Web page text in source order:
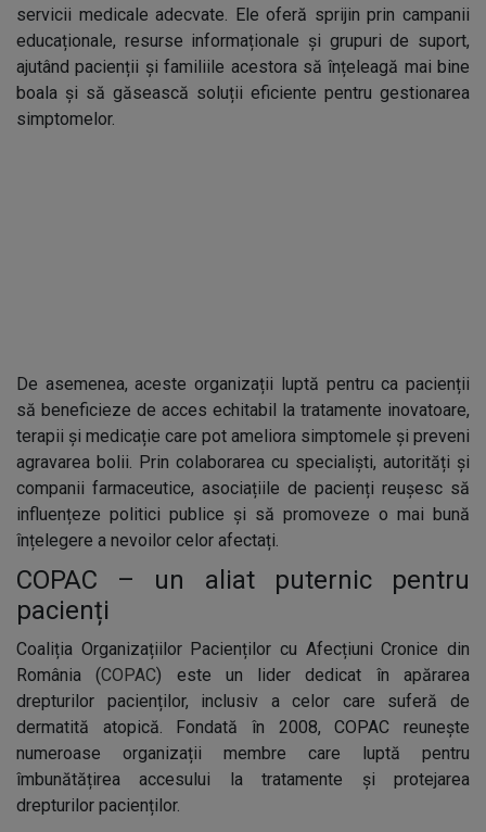
servicii medicale adecvate. Ele oferă sprijin prin campanii
educaționale, resurse informaționale și grupuri de suport,
ajutând pacienții și familiile acestora să înțeleagă mai bine
boala și să găsească soluții eficiente pentru gestionarea
simptomelor.
De asemenea, aceste organizații luptă pentru ca pacienții
să beneficieze de acces echitabil la tratamente inovatoare,
terapii și medicație care pot ameliora simptomele și preveni
agravarea bolii. Prin colaborarea cu specialiști, autorități și
companii farmaceutice, asociațiile de pacienți reușesc să
influențeze politici publice și să promoveze o mai bună
înțelegere a nevoilor celor afectați.
COPAC – un aliat puternic pentru
pacienți
Coaliția Organizațiilor Pacienților cu Afecțiuni Cronice din
România (COPAC) este un lider dedicat în apărarea
drepturilor pacienților, inclusiv a celor care suferă de
dermatită atopică. Fondată în 2008, COPAC reunește
numeroase organizații membre care luptă pentru
îmbunătățirea accesului la tratamente și protejarea
drepturilor pacienților.